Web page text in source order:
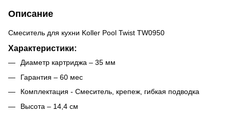
Описание
Cмеситель для кухни Koller Pool Twist TW0950
Характеристики:
Диаметр картриджа – 35 мм
Гарантия – 60 мес
Комплектация - Смеситель, крепеж, гибкая подводка
Высота – 14,4 см